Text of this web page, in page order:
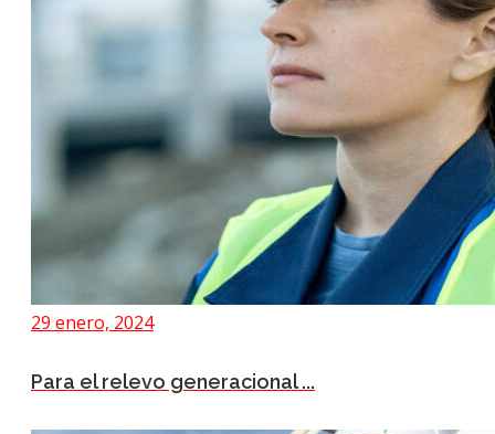
29 enero, 2024
Para el relevo generacional ...